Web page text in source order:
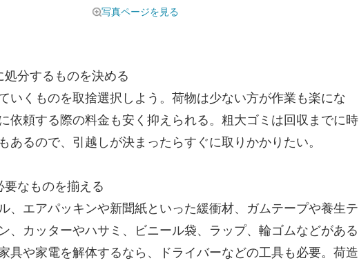
写真ページを見る
処分するものを決める
いくものを取捨選択しよう。荷物は少ない方が作業も楽にな
依頼する際の料金も安く抑えられる。粗大ゴミは回収までに時
あるので、引越しが決まったらすぐに取りかかりたい。
要なものを揃える
、エアパッキンや新聞紙といった緩衝材、ガムテープや養生テ
、カッターやハサミ、ビニール袋、ラップ、輪ゴムなどがある
具や家電を解体するなら、ドライバーなどの工具も必要。荷造